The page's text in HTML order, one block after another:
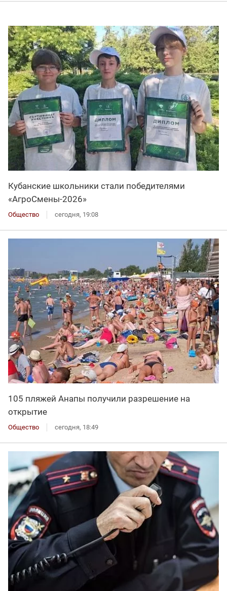
Кубанские школьники стали победителями
«АгроСмены-2026»
Общество сегодня, 19:08
105 пляжей Анапы получили разрешение на
открытие
Общество сегодня, 18:49